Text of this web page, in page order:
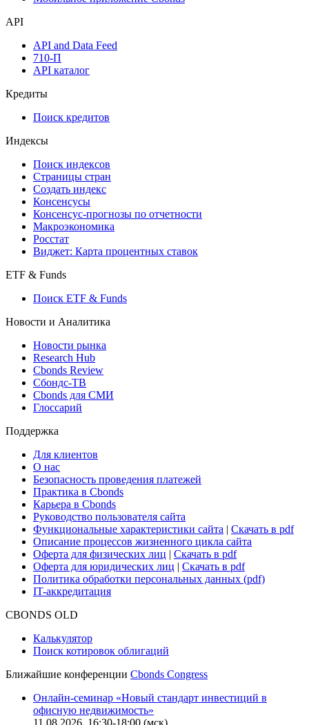
Мобильное приложение Cbonds
API
API and Data Feed
API каталог
Кредиты
Поиск кредитов
Индексы
Поиск индексов
Страницы стран
Создать индекс
Консенсусы
Макроэкономика
Виджет: Карта процентных ставок
ETF & Funds
Поиск ETF & Funds
Новости и Аналитика
Новости рынка
Research Hub
Сбондс-ТВ
Глоссарий
Поддержка
Для клиентов
О нас
Безопасность проведения платежей
Практика в Cbonds
Карьера в Cbonds
Руководство пользователя сайта
Функциональные характеристики сайта|Скачать в pdf
Описание процессов жизненного цикла сайта
Оферта для юридических лиц
IT-аккредитация
Поиск котировок облигаций
Ближайшие конференцииCbonds Congress